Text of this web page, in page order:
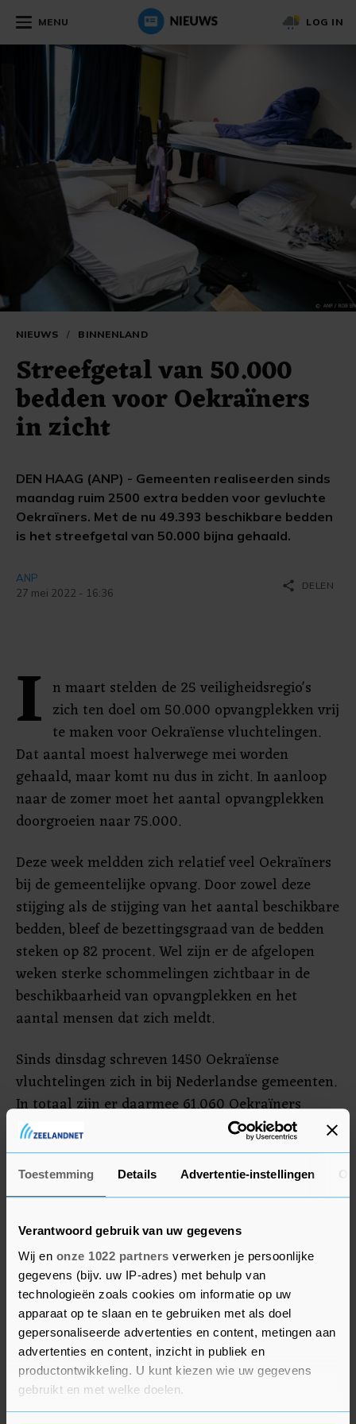
Toestemming Details Advertentie-instellingen
Verantwoord gebruik van uw gegevens
Wij en onze 1022 partners verwerken je persoonlijke
gegevens (bijv. uw IP-adres) met behulp van
technologieën zoals cookies om informatie op uw
apparaat op te slaan en te gebruiken met als doel
gepersonaliseerde advertenties en content, metingen aan
advertenties en content, inzicht in publiek en
productontwikkeling. U kunt kiezen wie uw gegevens
gebruikt en met welke doelen.
MENU LOG IN
NIEUWS / BINNENLAND
Streefgetal van 50.000
bedden voor Oekraïners
in zicht
DEN HAAG (ANP) - Gemeenten realiseerden sinds
maandag ruim 2500 extra bedden voor gevluchte
Oekraïners. Met de nu 49.393 beschikbare bedden
is het streefgetal van 50.000 bijna gehaald.
ANP
27 mei 2022 - 16:36
share DELEN
I n maart stelden de 25 veiligheidsregio's
zich ten doel om 50.000 opvangplekken vrij
te maken voor Oekraïense vluchtelingen.
Dat aantal moest halverwege mei worden
gehaald, maar komt nu dus in zicht. In aanloop
naar de zomer moet het aantal opvangplekken
doorgroeien naar 75.000.
Deze week meldden zich relatief veel Oekraïners
bij de gemeentelijke opvang. Door zowel deze
stijging als de stijging van het aantal beschikbare
bedden, bleef de bezettingsgraad van de bedden
steken op 82 procent. Wel zijn er de afgelopen
weken sterke schommelingen zichtbaar in de
beschikbaarheid van opvangplekken en het
aantal mensen dat zich meldt.
Sinds dinsdag schreven 1450 Oekraïense
vluchtelingen zich in bij Nederlandse gemeenten.
In totaal zijn er daarmee 61.060 Oekraïners
geregistreerd. 40.522 mensen hebben onderdak
gevonden bij de gemeentelijke opvang. Ruim
20.000 vluchtelingen hebben onderdak elders,
bijvoorbeeld bij gastgezinnen.